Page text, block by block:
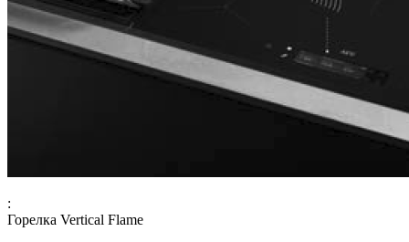
:
Горелка Vertical Flame